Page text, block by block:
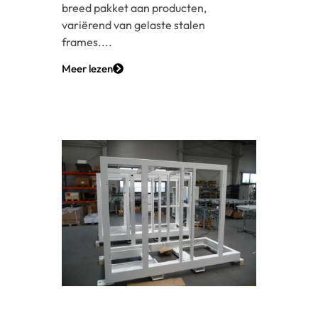
breed pakket aan producten,
variërend van gelaste stalen
frames....
Meer lezen